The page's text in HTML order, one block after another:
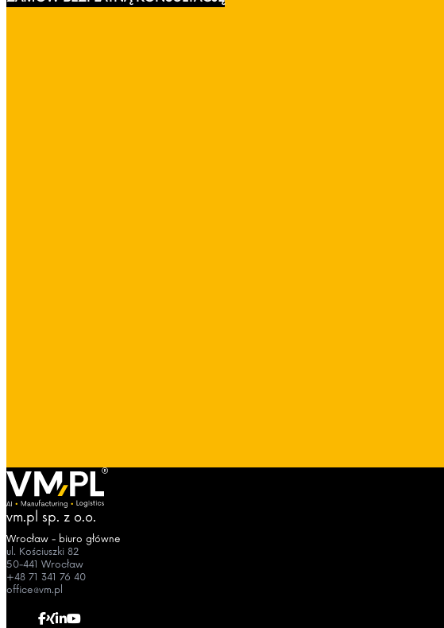
vm.pl sp. z o.o.
Wrocław - biuro główne
ul. Kościuszki 82
50-441 Wrocław
+48 71 341 76 40
office@vm.pl